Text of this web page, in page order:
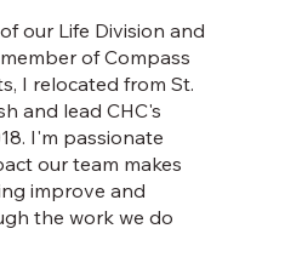
our Life Division and
of Compass
I relocated from St.
and lead CHC's
I'm passionate
our team makes
improve and
the work we do